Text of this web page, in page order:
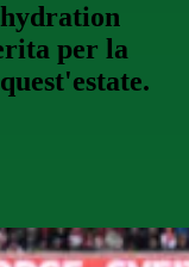
per la